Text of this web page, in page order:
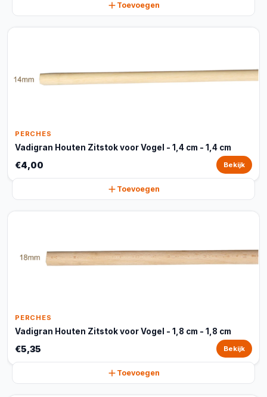
Toevoegen
PERCHES
Vadigran Houten Zitstok voor Vogel - 1,4 cm - 1,4 cm
€4,00 Bekijk
Toevoegen
PERCHES
Vadigran Houten Zitstok voor Vogel - 1,8 cm - 1,8 cm
€5,35 Bekijk
Toevoegen